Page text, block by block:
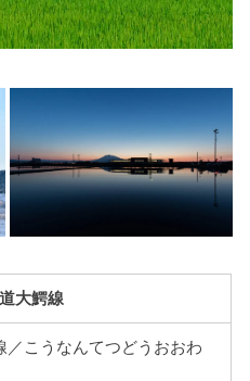
大鰐線
／こうなんてつどうおおわ